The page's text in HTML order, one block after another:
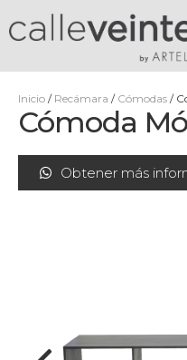
Inicio / Recámara / Cómodas /
Cómoda
Obtener más